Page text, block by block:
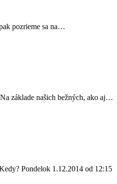
pozrieme sa na…
základe našich bežných, ako aj…
Pondelok 1.12.2014 od 12:15